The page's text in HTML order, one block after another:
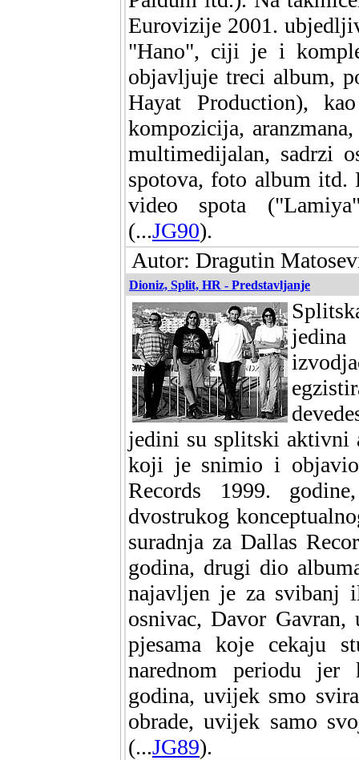
Eurovizije 2001.
"Hano", ciji je i
objavljuje treci album,
Hayat Production),
kompozicija,
multimedijalan, sadrzi
spotova, foto album itd.
video spota
(...JG90).
Autor: Dragutin
Dioniz, Split, HR - Predstavljanje
jedini su splitski aktivni
koji je snimio i
Records 1999.
dvostrukog
suradnja za Dallas
godina, drugi dio
najavljen je za svibanj
osnivac, Davor
pjesama koje cekaju
narednom periodu
godina, uvijek smo
obrade, uvijek samo
(...JG89).